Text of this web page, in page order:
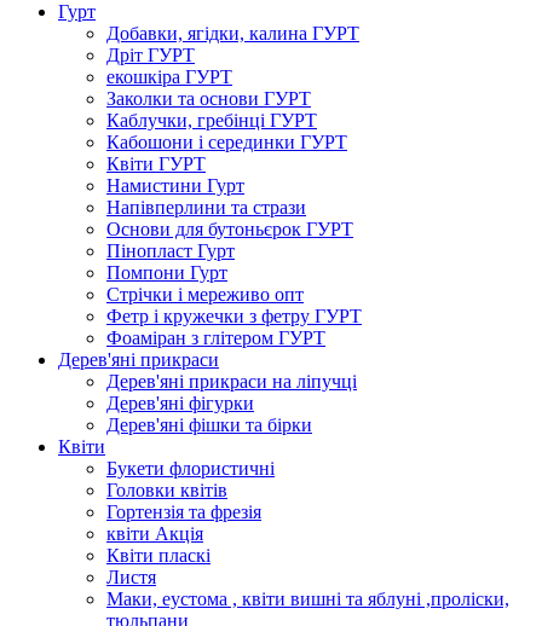
Гурт
Добавки, ягідки, калина ГУРТ
Дріт ГУРТ
екошкіра ГУРТ
Заколки та основи ГУРТ
Каблучки, гребінці ГУРТ
Кабошони і серединки ГУРТ
Квіти ГУРТ
Намистини Гурт
Напівперлини та стрази
Основи для бутоньєрок ГУРТ
Пінопласт Гурт
Помпони Гурт
Стрічки і мереживо опт
Фетр і кружечки з фетру ГУРТ
Фоаміран з глітером ГУРТ
Дерев'яні прикраси
Дерев'яні прикраси на ліпучці
Дерев'яні фігурки
Дерев'яні фішки та бірки
Квіти
Букети флористичні
Головки квітів
Гортензія та фрезія
квіти Акція
Квіти пласкі
Листя
Маки, еустома , квіти вишні та яблуні ,проліски,
тюльпани